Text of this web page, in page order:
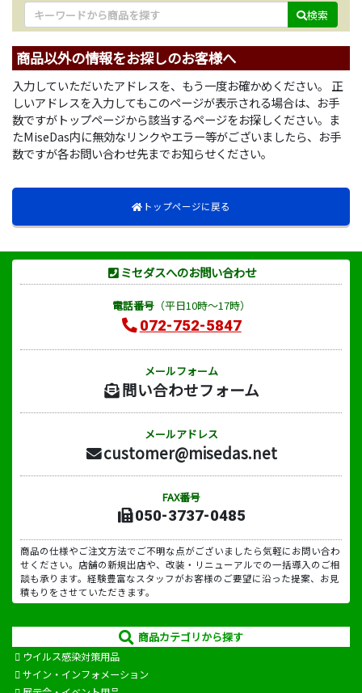
検索
商品以外の情報をお探しのお客様へ
入力していただいたアドレスを、もう一度お確かめください。 正
しいアドレスを入力してもこのページが表示される場合は、お手
数ですがトップページから該当するページをお探しください。ま
たMiseDas内に無効なリンクやエラー等がございましたら、お手
数ですが各お問い合わせ先までお知らせください。
トップページに戻る
ミセダスへのお問い合わせ
電話番号（平日10時～17時）
072-752-5847
メールフォーム
問い合わせフォーム
メールアドレス
customer@misedas.net
FAX番号
050-3737-0485
商品の仕様やご注文方法でご不明な点がございましたら気軽にお問い合わ
せください。店舗の新規出店や、改装・リニューアルでの一括導入のご相
談も承ります。経験豊富なスタッフがお客様のご要望に沿った提案、お見
積もりをさせていただきます。
商品カテゴリから探す
ウイルス感染対策用品
サイン・インフォメーション